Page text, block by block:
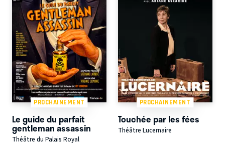
PROCHAINEMENT
Le guide du parfait
gentleman assassin
Théâtre du Palais Royal
PROCHAINEMENT
Touchée par les fées
Théâtre Lucernaire